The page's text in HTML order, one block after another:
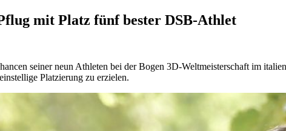
mit Platz fünf bester DSB-Athlet
seiner neun Athleten bei der Bogen 3D-Weltmeisterschaft im
Platzierung zu erzielen.